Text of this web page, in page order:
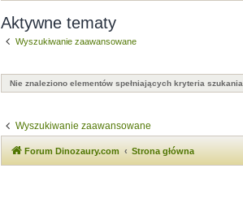
Aktywne tematy
Wyszukiwanie zaawansowane
Nie znaleziono elementów spełniających kryteria szukania.
Wyszukiwanie zaawansowane
Forum Dinozaury.com Strona główna